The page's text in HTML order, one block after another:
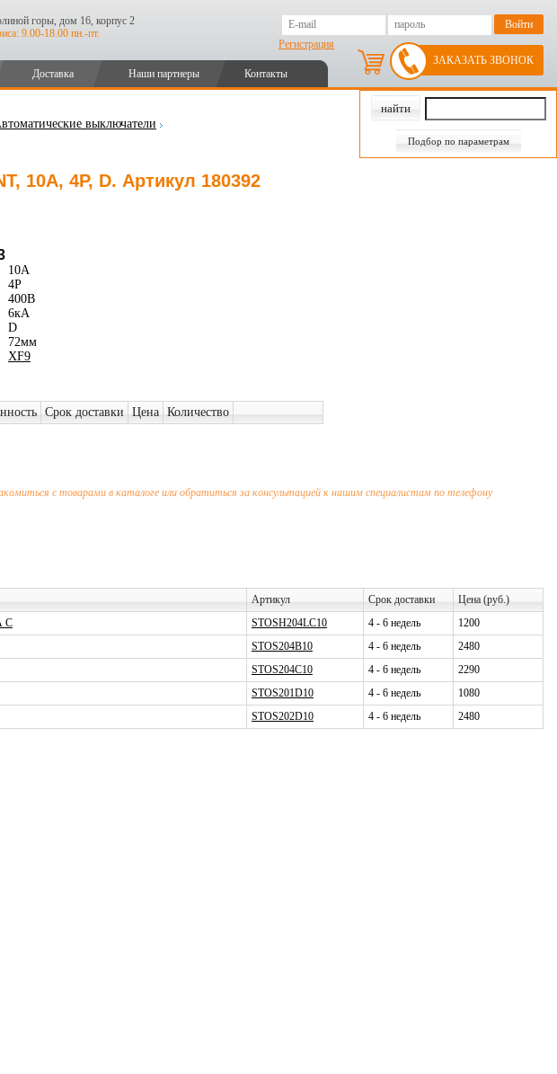
горы, дом 16, корпус 2
9.00-18.00 пн.-пт.
Регистрация
Доставка Наши партнеры Контакты
ЗАКАЗАТЬ ЗВОНОК
Подбор по параметрам
выключатели
10А, 4P, D. Артикул 180392
10А
4P
400В
6кА
D
72мм
XF9
Срок доставки Цена Количество
с товарами в каталоге или обратиться за консультацией к нашим специалистам по телефону
Артикул Срок доставки
Цена (руб.)
C STOSH204LC10 4 - 6 недель
1200
STOS204B10 4 - 6 недель
2480
STOS204C10 4 - 6 недель
2290
STOS201D10 4 - 6 недель
1080
STOS202D10 4 - 6 недель 2480